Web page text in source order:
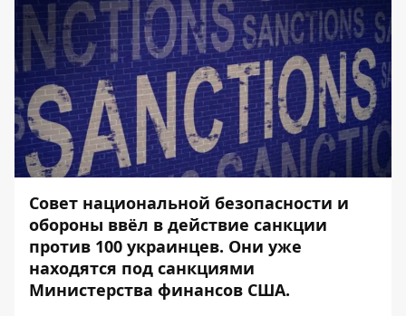
Совет национальной безопасности и
обороны ввёл в действие санкции
против 100 украинцев. Они уже
находятся под санкциями
Министерства финансов США.